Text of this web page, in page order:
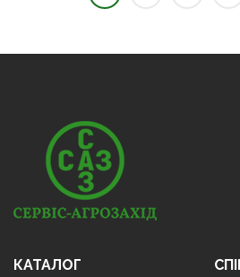
КАТАЛОГ